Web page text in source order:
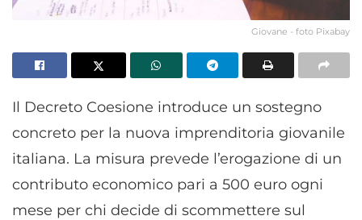
Giovane - foto Pixabay
Il Decreto Coesione introduce un sostegno
concreto per la nuova imprenditoria giovanile
italiana. La misura prevede l’erogazione di un
contributo economico pari a 500 euro ogni
mese per chi decide di scommettere sul